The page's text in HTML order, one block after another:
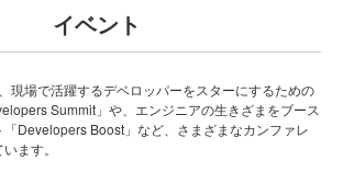
イベント
現場で活躍するデベロッパーをスターにするための
Summit」や、エンジニアの生きざまをブース
「Developers Boost」など、さまざまなカンファレ
ます。